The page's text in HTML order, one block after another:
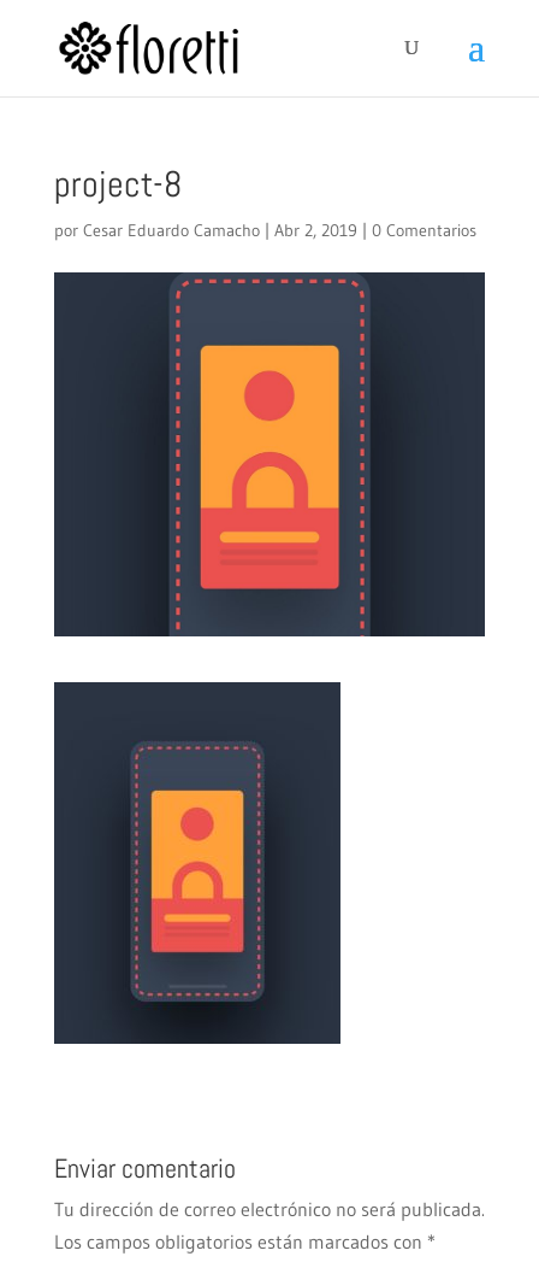
project-8
por Cesar Eduardo Camacho| Abr 2, 2019 | 0 Comentarios
Enviar comentario
Tu dirección de correo electrónico no será publicada.
Los campos obligatorios están marcados con *